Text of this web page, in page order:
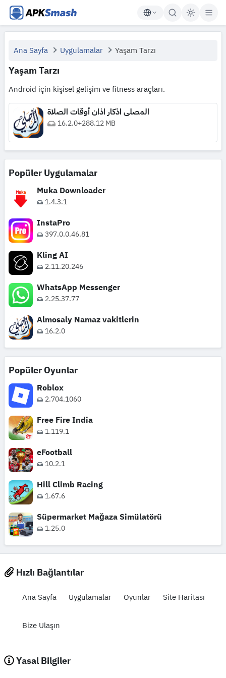
APKSmash
Ana Sayfa Uygulamalar Yaşam Tarzı
Yaşam Tarzı
Android için kişisel gelişim ve fitness araçları.
المصلي اذكار اذان أوقات الصلاة
16.2.0+288.12 MB
Popüler Uygulamalar
Muka Downloader
1.4.3.1
InstaPro
397.0.0.46.81
Kling AI
2.11.20.246
WhatsApp Messenger
2.25.37.77
Almosaly Namaz vakitlerin
16.2.0
Popüler Oyunlar
Roblox
2.704.1060
Free Fire India
1.119.1
eFootball
10.2.1
Hill Climb Racing
1.67.6
Süpermarket Mağaza Simülatörü
1.25.0
Hızlı Bağlantılar
Ana Sayfa Uygulamalar Oyunlar Site Haritası
Bize Ulaşın
Yasal Bilgiler